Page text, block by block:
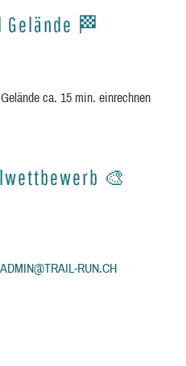
🏁
ca. 15 min. einrechnen
🎨
ADMIN@TRAIL-RUN.CH